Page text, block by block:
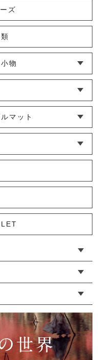
ェット
込)
ーバッグ
込)
２ｗａｙバッグ
(税込)
ズ
物
マット
ット
ンター